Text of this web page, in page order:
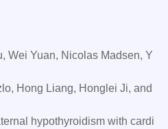
Yuan, Nicolas Madsen, Y
Hong Liang, Honglei Ji, and
hypothyroidism with cardi